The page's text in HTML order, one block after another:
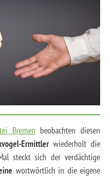
Bremen beobachten diesen
Ermittlerwiederholt die
steckt sich der verdächtige
wortwörtlich in die eigene